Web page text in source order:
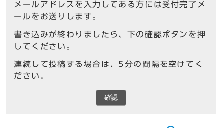
メールアドレスを入力してある方には受付完了メ
ールをお送りします。
書き込みが終わりましたら、下の確認ボタンを押
してください。
連続して投稿する場合は、5分の間隔を空けてく
ださい。
確認